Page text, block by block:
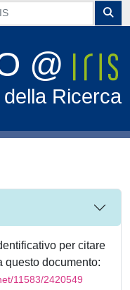
@
Ricerca
per citare
questo documento:
11583/2420549